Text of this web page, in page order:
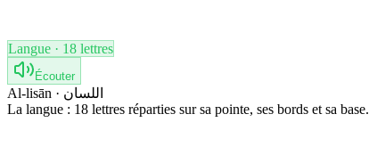
Langue · 18 lettres
Écouter
Al-lisān · اللسان
La langue : 18 lettres réparties sur sa pointe, ses bords et sa base.